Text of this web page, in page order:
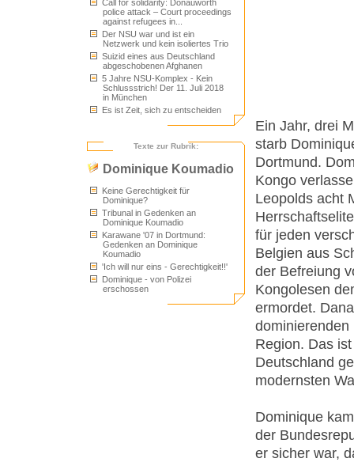
Call for solidarity: Donauwörth
police attack – Court proceedings
against refugees in...
Der NSU war und ist ein
Netzwerk und kein isoliertes Trio
Suizid eines aus Deutschland
abgeschobenen Afghanen
5 Jahre NSU-Komplex - Kein
Schlussstrich! Der 11. Juli 2018
in München
Es ist Zeit, sich zu entscheiden
Texte zur Rubrik:
Dominique Koumadio
Keine Gerechtigkeit für
Dominique?
Tribunal in Gedenken an
Dominique Koumadio
Karawane '07 in Dortmund:
Gedenken an Dominique
Koumadio
'Ich will nur eins - Gerechtigkeit!!'
Dominique - von Polizei
erschossen
Ein Jahr, drei
starb
Dortmund.
Kongo
Leopolds acht
für jeden
Belgien aus
der Befreiung
Kongolesen
ermordet.
dominierenden
Region. Das
Deutschland
modernsten
Dominique
der
er sicher war,